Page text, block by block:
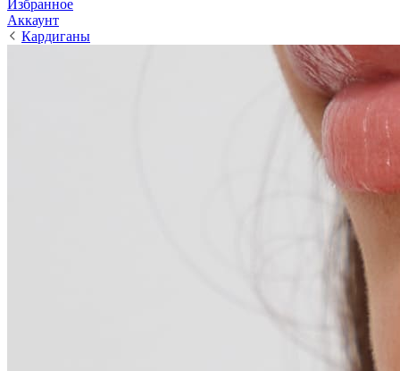
Избранное
Аккаунт
Кардиганы